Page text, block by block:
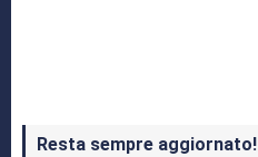
Resta sempre aggiornato!